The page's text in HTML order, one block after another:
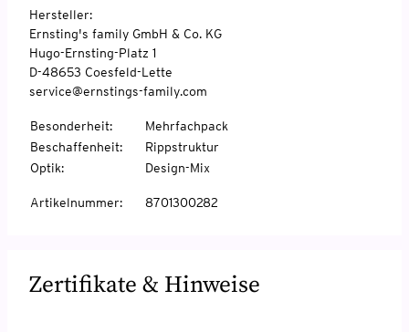
Hersteller:
Ernsting's family GmbH & Co. KG
Hugo-Ernsting-Platz 1
D-48653 Coesfeld-Lette
service@ernstings-family.com
Besonderheit:
Mehrfachpack
Beschaffenheit:
Rippstruktur
Optik: Design-Mix
Artikelnummer: 8701300282
Zertifikate & Hinweise